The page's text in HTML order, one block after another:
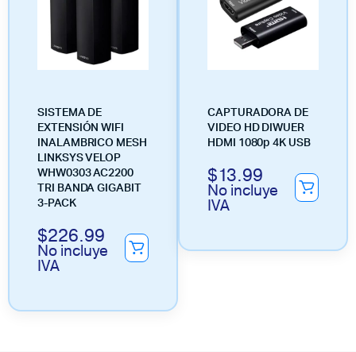
SISTEMA DE
EXTENSIÓN WIFI
INALAMBRICO MESH
LINKSYS VELOP
WHW0303 AC2200
TRI BANDA GIGABIT
3-PACK
$226.99
No incluye
IVA
CAPTURADORA DE
VIDEO HD DIWUER
HDMI 1080p 4K USB
$13.99
No incluye
IVA